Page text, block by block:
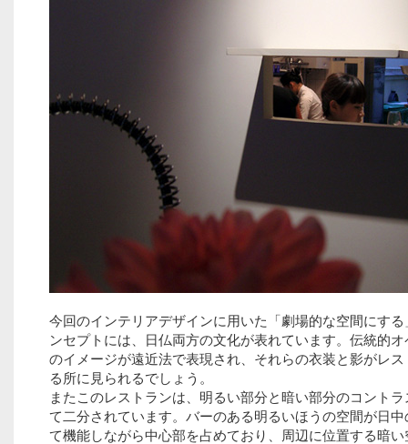
今回のインテリアデザインに用いた「劇場的な空間にす
ンセプトには、日仏両方の文化が表れています。伝統的
のイメージが遠近法で表現され、それらの衣装と影がレ
る所に見られるでしょう。
またこのレストランは、明るい部分と暗い部分のコント
て二分されています。バーのある明るいほうの空間が日
て機能しながら中心部を占めており、周辺に位置する暗